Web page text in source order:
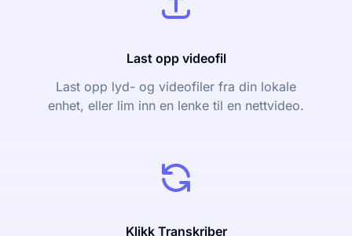
Last opp videofil
Last opp lyd- og videofiler fra din lokale
enhet, eller lim inn en lenke til en nettvideo.
Klikk Transkriber